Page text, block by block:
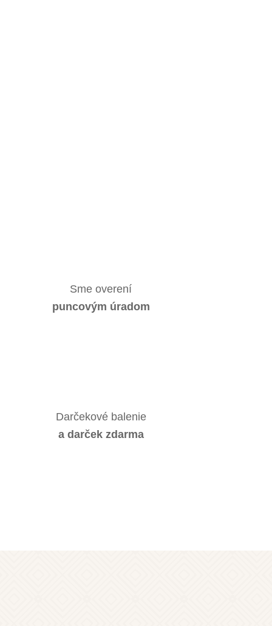
Sme overení
puncovým úradom
Darčekové balenie
a darček zdarma